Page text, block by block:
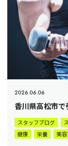
2026.06.06
香川県高松市
スタッフブログ
健康
栄養 美容